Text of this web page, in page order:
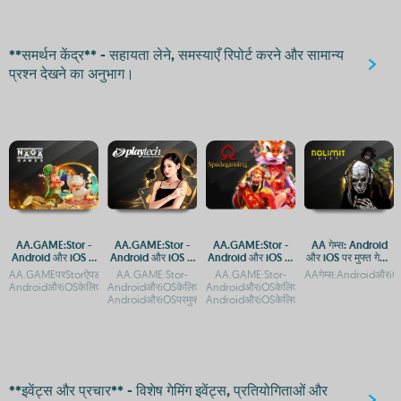
**समर्थन केंद्र** - सहायता लेने, समस्याएँ रिपोर्ट करने और सामान्य
प्रश्न देखने का अनुभाग।
AA.GAME:Stor -
Android और iOS के
लिए मुफ्त गेम एक्सेस
AA.GAMEपरStorऐपडाउनलोडकरें:AndroidऔरiOSकेलिएगाइडAA.GAME:Stor-
AndroidऔरiOSकेलिएआसानएक्सेस
AA.GAME:Stor -
Android और iOS के
लिए मुफ्त गेम डाउनलोड
AA.GAME:Stor-
AndroidऔरiOSकेलिएआधिकारिकऐपडाउनलोडगाइडAA.GAME:Stor-
AndroidऔरiOSपरमुफ्तऐपडाउ
AA.GAME:Stor -
Android और iOS पर
मुफ्त गेम्स डाउनलोड
करें
AA.GAME:Stor-
AndroidऔरiOSकेलिएआधिकारिकऐपडाउन
AA गेम्स: Android
और iOS पर मुफ्त गेमिंग
ऐप्स का संग्रह
**इवेंट्स और प्रचार** - विशेष गेमिंग इवेंट्स, प्रतियोगिताओं और